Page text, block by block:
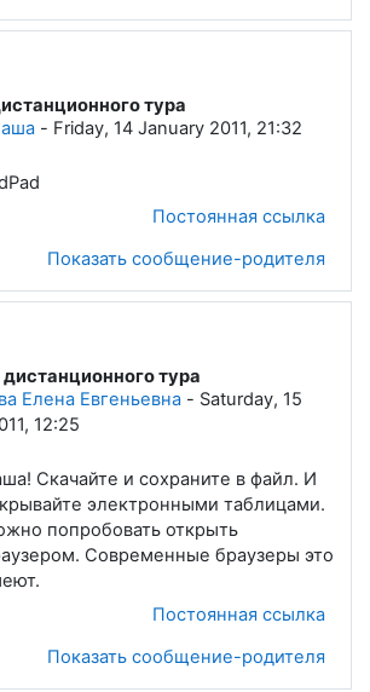
Елена Евгеньевна
тура
- Friday, 14 January 2011, 21:32
Постоянная ссылка
Показать сообщение-родителя
Цыкин Саша
дистанционного тура
Елена Евгеньевна- Saturday, 15
12:25
Скачайте и сохраните в файл. И
электронными таблицами.
попробовать открыть
Современные браузеры это
Постоянная ссылка
Показать сообщение-родителя